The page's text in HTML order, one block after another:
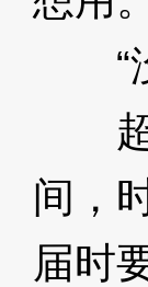
“没
超
间，
届时